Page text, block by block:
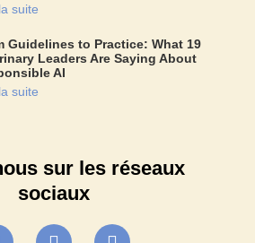
suite
Guidelines to Practice: What 19
Leaders Are Saying About
AI
suite
sur les réseaux
sociaux